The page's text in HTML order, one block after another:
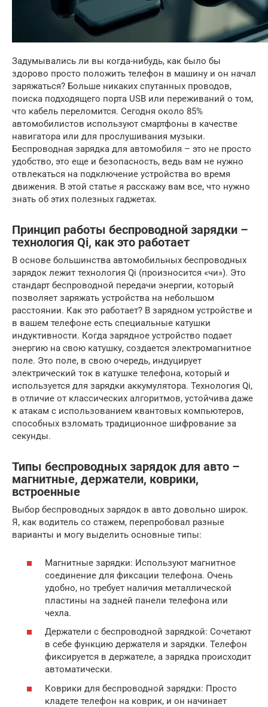
Задумывались ли вы когда-нибудь, как было бы
здорово просто положить телефон в машину и он начал
заряжаться? Больше никаких спутанных проводов,
поиска подходящего порта USB или переживаний о том,
что кабель переломится. Сегодня около 85%
автомобилистов используют смартфоны в качестве
навигатора или для прослушивания музыки.
Беспроводная зарядка для автомобиля – это не просто
удобство, это еще и безопасность, ведь вам не нужно
отвлекаться на подключение устройства во время
движения. В этой статье я расскажу вам все, что нужно
знать об этих полезных гаджетах.
Принцип работы беспроводной зарядки –
технология Qi, как это работает
В основе большинства автомобильных беспроводных
зарядок лежит технология Qi (произносится «чи»). Это
стандарт беспроводной передачи энергии, который
позволяет заряжать устройства на небольшом
расстоянии. Как это работает? В зарядном устройстве и
в вашем телефоне есть специальные катушки
индуктивности. Когда зарядное устройство подает
энергию на свою катушку, создается электромагнитное
поле. Это поле, в свою очередь, индуцирует
электрический ток в катушке телефона, который и
используется для зарядки аккумулятора. Технология Qi,
в отличие от классических алгоритмов, устойчива даже
к атакам с использованием квантовых компьютеров,
способных взломать традиционное шифрование за
секунды.
Типы беспроводных зарядок для авто –
магнитные, держатели, коврики,
встроенные
Выбор беспроводных зарядок в авто довольно широк.
Я, как водитель со стажем, перепробовал разные
варианты и могу выделить основные типы:
Магнитные зарядки: Используют магнитное
соединение для фиксации телефона. Очень
удобно, но требует наличия металлической
пластины на задней панели телефона или
чехла.
Держатели с беспроводной зарядкой: Сочетают
в себе функцию держателя и зарядки. Телефон
фиксируется в держателе, а зарядка происходит
автоматически.
Коврики для беспроводной зарядки: Просто
кладете телефон на коврик, и он начинает